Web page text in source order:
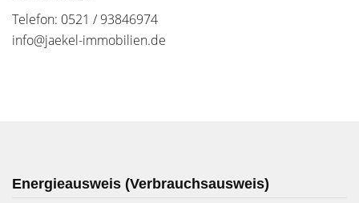
Telefon: 0521 / 93846974
info@jaekel-immobilien.de
Energieausweis (Verbrauchsausweis)